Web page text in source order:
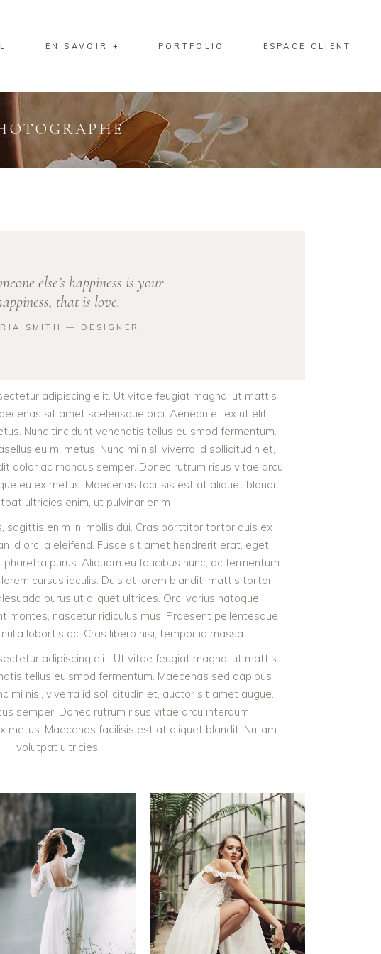
EN SAVOIR + PORTFOLIO ESPACE CLIENT
else’s happiness is your
that is love.
SMITH ― DESIGNER
adipiscing elit. Ut vitae feugiat magna, ut mattis
sit amet scelerisque orci. Aenean et ex ut elit
Nunc tincidunt venenatis tellus euismod fermentum.
eu mi metus. Nunc mi nisl, viverra id sollicitudin et,
dolor ac rhoncus semper. Donec rutrum risus vitae arcu
eu ex metus. Maecenas facilisis est at aliquet blandit.
ultricies enim, ut pulvinar enim
sagittis enim in, mollis dui. Cras porttitor tortor quis ex
id orci a eleifend. Fusce sit amet hendrerit erat, eget
purus. Aliquam eu faucibus nunc, ac fermentum
cursus iaculis. Duis at lorem blandit, mattis tortor
purus ut aliquet ultrices. Orci varius natoque
montes, nascetur ridiculus mus. Praesent pellentesque
lobortis ac. Cras libero nisi, tempor id massa
adipiscing elit. Ut vitae feugiat magna, ut mattis
tellus euismod fermentum. Maecenas sed dapibus
mi nisl, viverra id sollicitudin et, auctor sit amet augue.
semper. Donec rutrum risus vitae arcu interdum
metus. Maecenas facilisis est at aliquet blandit. Nullam
volutpat ultricies.